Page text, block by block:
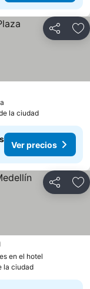
Compartir
la ciudad
Ver precios
Compartir
en el hotel
la ciudad